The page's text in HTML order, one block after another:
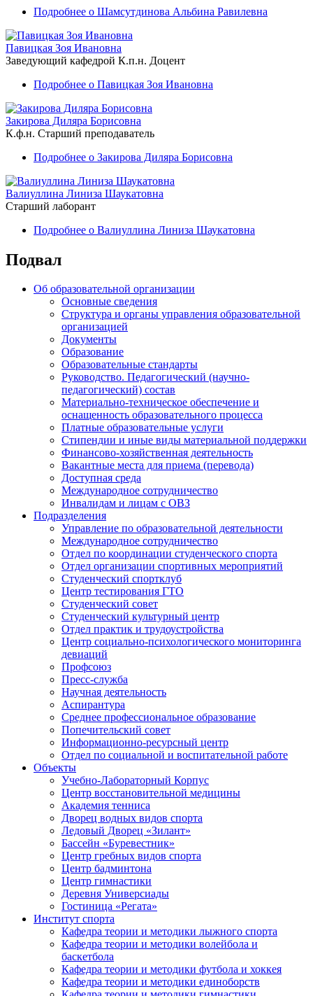
Подробнее о Шамсутдинова Альбина Равилевна
Павицкая Зоя Ивановна
Заведующий кафедрой К.п.н. Доцент
Подробнее о Павицкая Зоя Ивановна
Закирова Диляра Борисовна
К.ф.н. Старший преподаватель
Подробнее о Закирова Диляра Борисовна
Валиуллина Линиза Шаукатовна
Старший лаборант
Подробнее о Валиуллина Линиза Шаукатовна
Подвал
Об образовательной организации
Основные сведения
Структура и органы управления образовательной
организацией
Документы
Образование
Образовательные стандарты
Руководство. Педагогический (научно-
педагогический) состав
Материально-техническое обеспечение и
оснащенность образовательного процесса
Платные образовательные услуги
Стипендии и иные виды материальной поддержки
Финансово-хозяйственная деятельность
Вакантные места для приема (перевода)
Доступная среда
Международное сотрудничество
Инвалидам и лицам с ОВЗ
Подразделения
Управление по образовательной деятельности
Международное сотрудничество
Отдел по координации студенческого спорта
Отдел организации спортивных мероприятий
Студенческий спортклуб
Центр тестирования ГТО
Студенческий совет
Студенческий культурный центр
Отдел практик и трудоустройства
Центр социально-психологического мониторинга
девиаций
Профсоюз
Пресс-служба
Научная деятельность
Аспирантура
Среднее профессиональное образование
Попечительский совет
Информационно-ресурсный центр
Отдел по социальной и воспитательной работе
Объекты
Учебно-Лабораторный Корпус
Центр восстановительной медицины
Академия тенниса
Дворец водных видов спорта
Ледовый Дворец «Зилант»
Бассейн «Буревестник»
Центр гребных видов спорта
Центр бадминтона
Центр гимнастики
Деревня Универсиады
Гостиница «Регата»
Институт спорта
Кафедра теории и методики лыжного спорта
Кафедра теории и методики волейбола и
баскетбола
Кафедра теории и методики футбола и хоккея
Кафедра теории и методики единоборств